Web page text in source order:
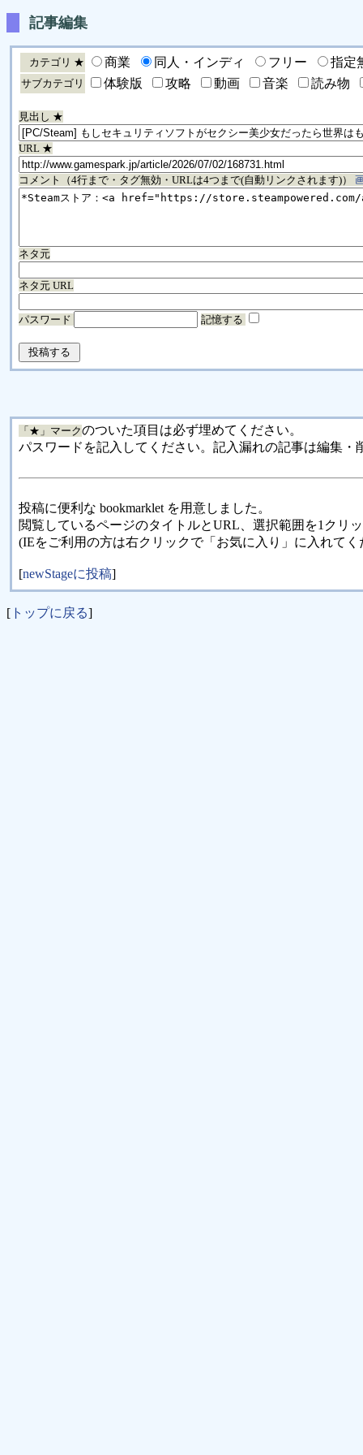
記事編集
カテゴリ ★ 商業 同人・インディ フリー 指定
サブカテゴリ 体験版 攻略 動画 音楽 読み物
見出し ★
URL ★
コメント（4行まで・タグ無効・URLは4つまで(自動リンクされます)）
ネタ元
ネタ元 URL
パスワード 記憶する
「★」マークのついた項目は必ず埋めてください。
パスワードを記入してください。記入漏れの記事は編集・
投稿に便利な bookmarklet を用意しました。
閲覧しているページのタイトルとURL、選択範囲を1クリ
(IEをご利用の方は右クリックで「お気に入り」に入れてく
[newStageに投稿]
[ トップに戻る]